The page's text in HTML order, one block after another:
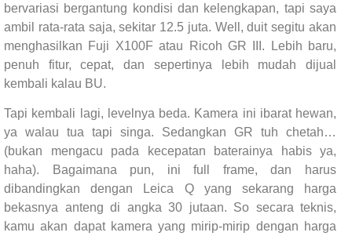
bervariasi bergantung kondisi dan kelengkapan, tapi saya
ambil rata-rata saja, sekitar 12.5 juta. Well, duit segitu akan
menghasilkan Fuji X100F atau Ricoh GR III. Lebih baru,
penuh fitur, cepat, dan sepertinya lebih mudah dijual
kembali kalau BU.
Tapi kembali lagi, levelnya beda. Kamera ini ibarat hewan,
ya walau tua tapi singa. Sedangkan GR tuh chetah…
(bukan mengacu pada kecepatan baterainya habis ya,
haha). Bagaimana pun, ini full frame, dan harus
dibandingkan dengan Leica Q yang sekarang harga
bekasnya anteng di angka 30 jutaan. So secara teknis,
kamu akan dapat kamera yang mirip-mirip dengan harga